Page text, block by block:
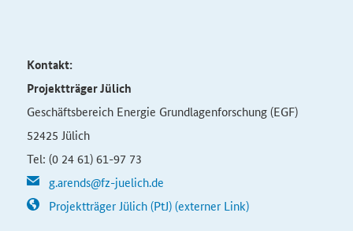
Kontakt:
Projektträger Jülich
Geschäftsbereich Energie Grundlagenforschung (EGF)
52425 Jülich
Tel: (0 24 61) 61-97 73
g.arends@fz-juelich.de
Projektträger Jülich (PtJ) (externer Link)